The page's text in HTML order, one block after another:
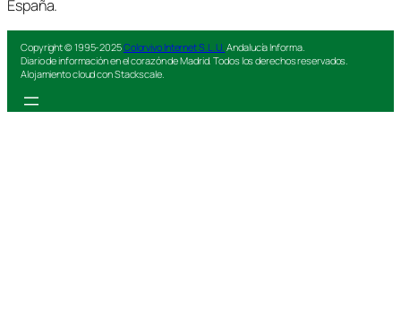
España.
Copyright © 1995-2025Colorvivo Internet S.L.U. Andalucía Informa.
Diario de información en el corazón de Madrid. Todos los derechos reservados.
Alojamiento cloud con Stackscale.